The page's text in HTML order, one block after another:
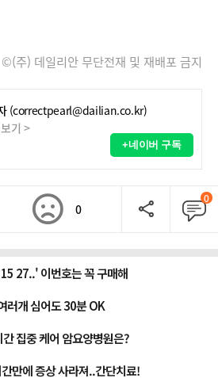
©(주) 데일리안 무단전재 및 재배포 금지
(correctpearl@dailian.co.kr)
기 >
+네이버 구독
0
0